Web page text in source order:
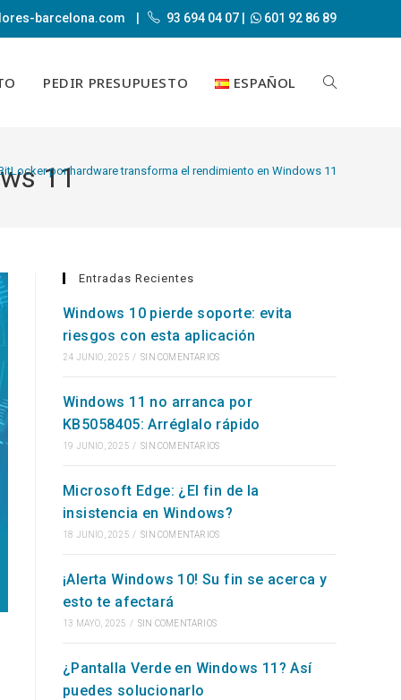
barcelona.com 93 694 04 07 601 92 86 89
PEDIR PRESUPUESTO ESPAÑOL ALTERNAR
BÚSQUEDA
11
por hardware transforma el rendimiento en Windows 11
Entradas Recientes
Windows 10 pierde soporte: evita
riesgos con esta aplicación
24 JUNIO, 2025 / SIN COMENTARIOS
Windows 11 no arranca por
KB5058405: Arréglalo rápido
19 JUNIO, 2025 / SIN COMENTARIOS
Microsoft Edge: ¿El fin de la
insistencia en Windows?
18 JUNIO, 2025 / SIN COMENTARIOS
¡Alerta Windows 10! Su fin se acerca y
esto te afectará
13 MAYO, 2025 / SIN COMENTARIOS
¿Pantalla Verde en Windows 11? Así
puedes solucionarlo